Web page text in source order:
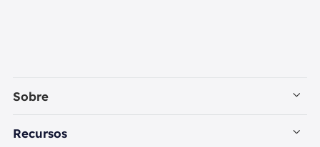
Sobre
Empresa
Recursos